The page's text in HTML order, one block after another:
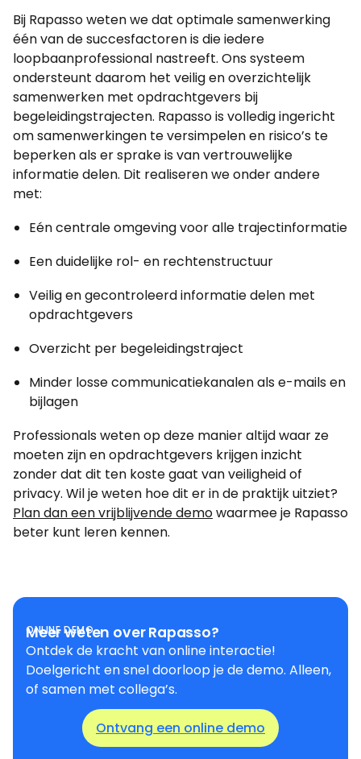
Bij Rapasso weten we dat optimale samenwerking
één van de succesfactoren is die iedere
loopbaanprofessional nastreeft. Ons systeem
ondersteunt daarom het veilig en overzichtelijk
samenwerken met opdrachtgevers bij
begeleidingstrajecten. Rapasso is volledig ingericht
om samenwerkingen te versimpelen en risico’s te
beperken als er sprake is van vertrouwelijke
informatie delen. Dit realiseren we onder andere
met:
Eén centrale omgeving voor alle trajectinformatie
Een duidelijke rol- en rechtenstructuur
Veilig en gecontroleerd informatie delen met
opdrachtgevers
Overzicht per begeleidingstraject
Minder losse communicatiekanalen als e-mails en
bijlagen
Professionals weten op deze manier altijd waar ze
moeten zijn en opdrachtgevers krijgen inzicht
zonder dat dit ten koste gaat van veiligheid of
privacy. Wil je weten hoe dit er in de praktijk uitziet?
Plan dan een vrijblijvende demowaarmee je Rapasso
beter kunt leren kennen.
ONLINE DEMO
Meer weten over Rapasso?
Ontdek de kracht van online interactie!
Doelgericht en snel doorloop je de demo. Alleen,
of samen met collega’s.
Ontvang een online demo